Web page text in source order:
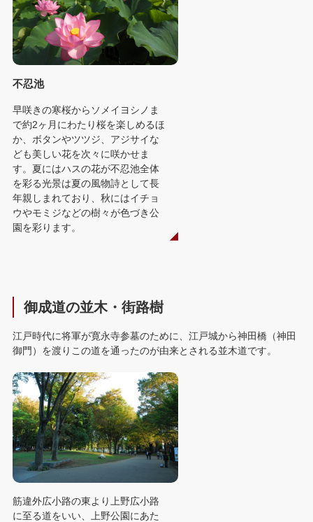
不忍池
早咲きの寒桜からソメイヨシノま
で約2ヶ月にわたり桜を楽しめるほ
か、ボタンやツツジ、アジサイな
ども美しい花を次々に咲かせま
す。夏にはハスの花が不忍池全体
を彩る光景は夏の風物詩として長
年親しまれており、秋にはイチョ
ウやモミジなどの樹々が色づき公
園を彩ります。
御成道の並木・街路樹
江戸時代に将軍が寛永寺参墓のために、江戸城から神田橋（神田
御門）を渡りこの道を通ったのが由来とされる並木道です。
筋違外広小路の東より上野広小路
に至る道をいい、上野公園にあた